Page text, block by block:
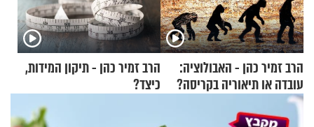
הרב זמיר כהן - האבולוציה:
עובדה או תיאוריה בקריסה?
הרב זמיר כהן - תיקון המידות,
כיצד?